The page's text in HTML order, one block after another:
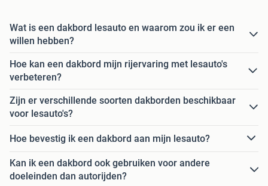
Wat is een dakbord lesauto en waarom zou ik er een
willen hebben?
Hoe kan een dakbord mijn rijervaring met lesauto's
verbeteren?
Zijn er verschillende soorten dakborden beschikbaar
voor lesauto's?
Hoe bevestig ik een dakbord aan mijn lesauto?
Kan ik een dakbord ook gebruiken voor andere
doeleinden dan autorijden?